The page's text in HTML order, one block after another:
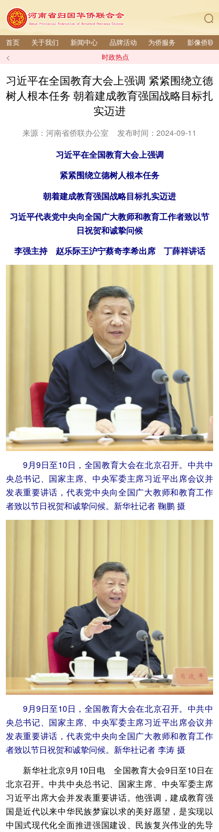
首页 关于我们 新闻中心 品牌活动 为侨服务 影像侨联
< 时政热点
习近平在全国教育大会上强调 紧紧围绕立德
树人根本任务 朝着建成教育强国战略目标扎
实迈进
来源：河南省侨联办公室 发布时间：2024-09-11
习近平在全国教育大会上强调
紧紧围绕立德树人根本任务
朝着建成教育强国战略目标扎实迈进
习近平代表党中央向全国广大教师和教育工作者致以节
日祝贺和诚挚问候
李强主持 赵乐际王沪宁蔡奇李希出席 丁薛祥讲话
9月9日至10日，全国教育大会在北京召开。中共中
央总书记、国家主席、中央军委主席习近平出席会议并
发表重要讲话，代表党中央向全国广大教师和教育工作
者致以节日祝贺和诚挚问候。新华社记者 鞠鹏 摄
9月9日至10日，全国教育大会在北京召开。中共中
央总书记、国家主席、中央军委主席习近平出席会议并
发表重要讲话，代表党中央向全国广大教师和教育工作
者致以节日祝贺和诚挚问候。新华社记者 李涛 摄
新华社北京9月10日电 全国教育大会9日至10日在
北京召开。中共中央总书记、国家主席、中央军委主席
习近平出席大会并发表重要讲话。他强调，建成教育强
国是近代以来中华民族梦寐以求的美好愿望，是实现以
中国式现代化全面推进强国建设、民族复兴伟业的先导